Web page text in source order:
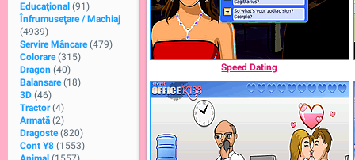
Educaţional (91)
Înfrumuseţare / Machiaj
(4939)
Servire Mâncare (479)
Colorare (315)
Dragon (40)
Balansare (18)
3D (46)
Tractor (4)
Armată (2)
Dragoste (820)
Cont Y8 (1553)
Speed Dating